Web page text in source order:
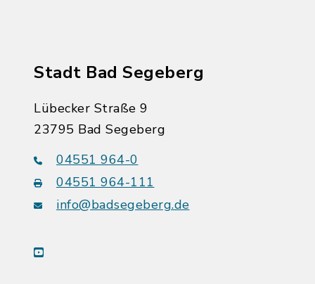
Stadt Bad Segeberg
Lübecker Straße 9
23795 Bad Segeberg
04551 964-0
04551 964-111
info@badsegeberg.de
youtube